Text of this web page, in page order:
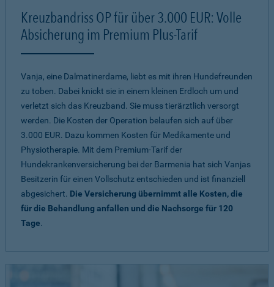
Kreuzbandriss OP für über 3.000 EUR: Volle
Absicherung im Premium Plus-Tarif
Vanja, eine Dalmatinerdame, liebt es mit ihren Hundefreunden
zu toben. Dabei knickt sie in einem kleinen Erdloch um und
verletzt sich das Kreuzband. Sie muss tierärztlich versorgt
werden. Die Kosten der Operation belaufen sich auf über
3.000 EUR. Dazu kommen Kosten für Medikamente und
Physiotherapie. Mit dem Premium-Tarif der
Hundekrankenversicherung bei der Barmenia hat sich Vanjas
Besitzerin für einen Vollschutz entschieden und ist finanziell
abgesichert. Die Versicherung übernimmt alle Kosten, die
für die Behandlung anfallen und die Nachsorge für 120
Tage.